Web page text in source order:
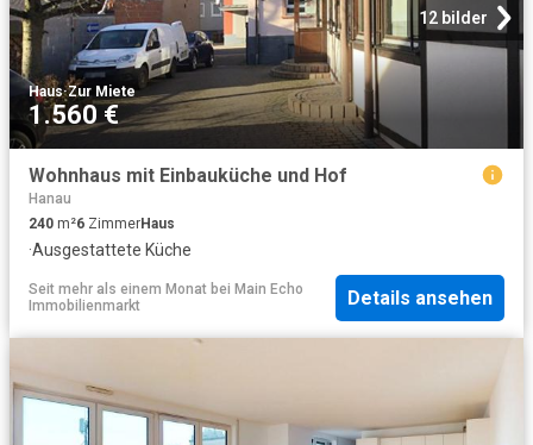
12 bilder
Haus·Zur Miete
1.560 €
Wohnhaus mit Einbauküche und Hof
Hanau
240 m²6 ZimmerHaus
·Ausgestattete Küche
Seit mehr als einem Monat bei Main Echo
Immobilienmarkt
Details ansehen